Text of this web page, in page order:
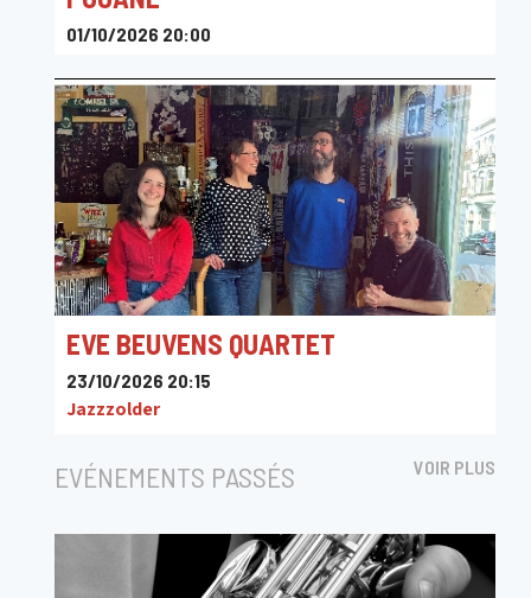
01/10/2026 20:00
EVE BEUVENS QUARTET
23/10/2026 20:15
Jazzzolder
EVÉNEMENTS PASSÉS VOIR PLUS